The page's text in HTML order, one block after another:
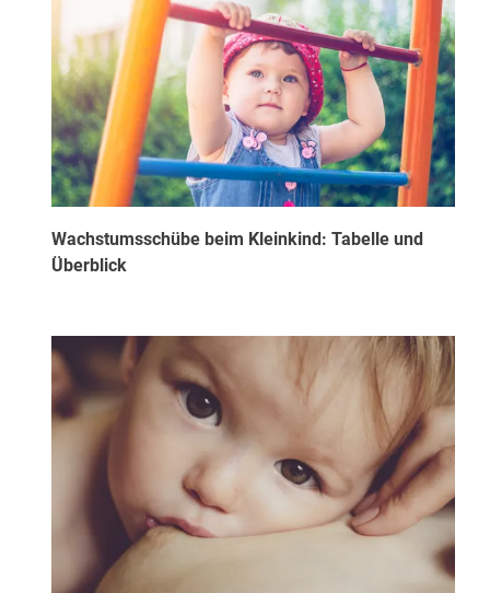
Wachstumsschübe beim Kleinkind: Tabelle und
Überblick